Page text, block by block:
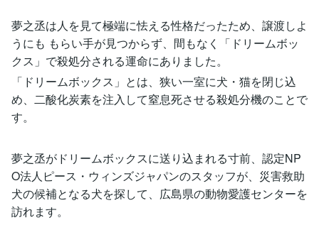
夢之丞は人を見て極端に怯える性格だったため、譲渡しよ
うにも もらい手が見つからず、間もなく「ドリームボッ
クス」で殺処分される運命にありました。
「ドリームボックス」とは、狭い一室に犬・猫を閉じ込
め、二酸化炭素を注入して窒息死させる殺処分機のことで
す。
夢之丞がドリームボックスに送り込まれる寸前、認定NP
O法人ピース・ウィンズジャパンのスタッフが、災害救助
犬の候補となる犬を探して、広島県の動物愛護センターを
訪れます。